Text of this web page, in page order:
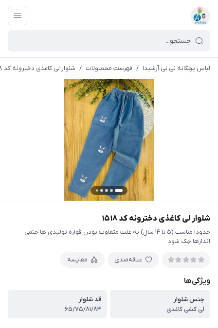
لباس بچگانه نی نی آرشیدا / فهرست محصولات / شلوار لی کاغذی دخترونه کد ۱۵۱۸
شلوار لی کاغذی دخترونه کد ۱۵۱۸
حدودا مناسب (۵ تا ۱۴ سال) به علت متفاوت بودن قواره تولیدی ها حتمی
اندازها چک شود
علاقه‌مندی مقایسه
ویژگی‌ها
جنس شلوار
لی کشی کاغذی
قد شلوار
۶۵/۷۵/۸۱/۸۴